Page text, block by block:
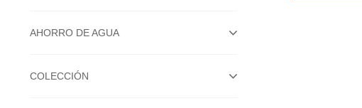
AHORRO DE AGUA
COLECCIÓN